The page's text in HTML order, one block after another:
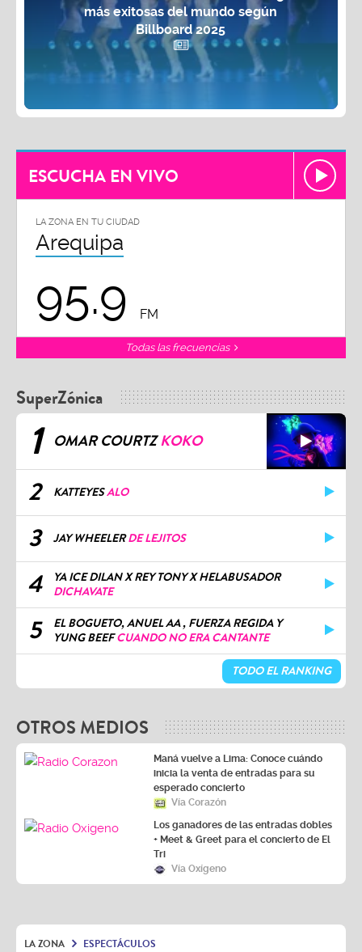
más exitosas del mundo según
Billboard 2025
ESCUCHA EN VIVO
LA ZONA EN TU CIUDAD
Arequipa
95.9 FM
Todas las frecuencias
SuperZónica
1 OMAR COURTZKOKO
2 KATTEYESALO
3 JAY WHEELERDE LEJITOS
4
YA ICE DILAN X REY TONY X HELABUSADOR
DICHAVATE
5
EL BOGUETO, ANUEL AA , FUERZA REGIDA Y
YUNG BEEFCUANDO NO ERA CANTANTE
TODO EL RANKING
OTROS MEDIOS
Maná vuelve a Lima: Conoce cuándo
inicia la venta de entradas para su
esperado concierto
Vía Corazón
Los ganadores de las entradas dobles
+ Meet & Greet para el concierto de El
Tri
Vía Oxígeno
LA ZONA ESPECTÁCULOS